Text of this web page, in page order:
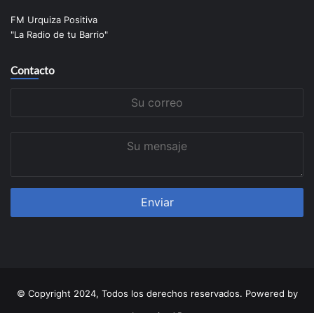
FM Urquiza Positiva
"La Radio de tu Barrio"
Contacto
© Copyright 2024, Todos los derechos reservados. Powered by